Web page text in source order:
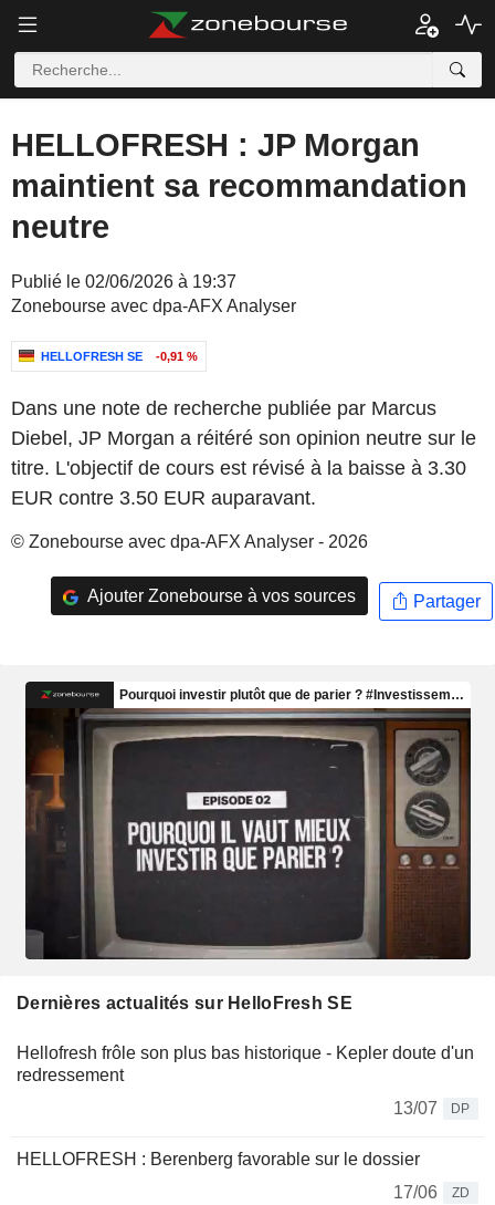
HELLOFRESH : JP Morgan
maintient sa recommandation
neutre
Publié le 02/06/2026 à 19:37
Zonebourse avec dpa-AFX Analyser
HELLOFRESH SE -0,91 %
Dans une note de recherche publiée par Marcus
Diebel, JP Morgan a réitéré son opinion neutre sur le
titre. L'objectif de cours est révisé à la baisse à 3.30
EUR contre 3.50 EUR auparavant.
© Zonebourse avec dpa-AFX Analyser - 2026
Ajouter Zonebourse à vos sources Partager
Dernières actualités sur HelloFresh SE
Hellofresh frôle son plus bas historique - Kepler doute d'un
redressement
13/07
DP
HELLOFRESH : Berenberg favorable sur le dossier
17/06
ZD